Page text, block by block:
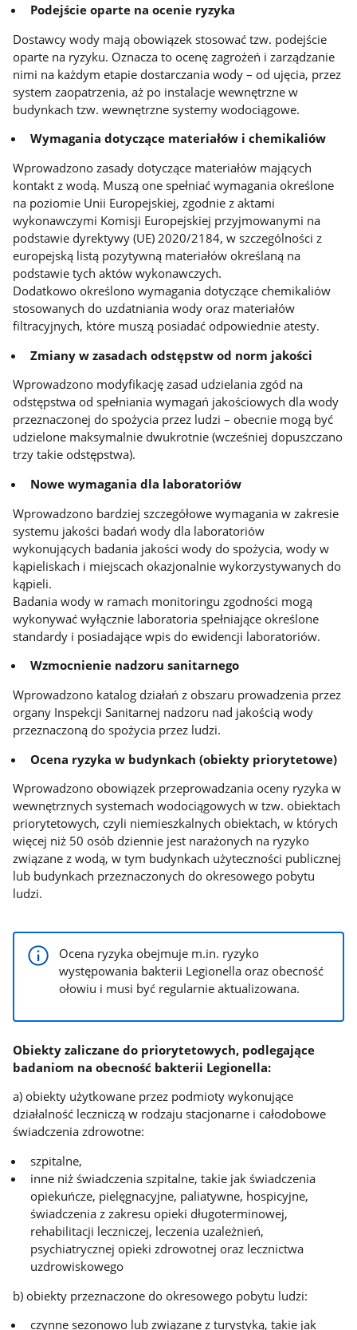
Podejście oparte na ocenie ryzyka
Dostawcy wody mają obowiązek stosować tzw. podejście
oparte na ryzyku. Oznacza to ocenę zagrożeń i zarządzanie
nimi na każdym etapie dostarczania wody – od ujęcia, przez
system zaopatrzenia, aż po instalacje wewnętrzne w
budynkach tzw. wewnętrzne systemy wodociągowe.
Wymagania dotyczące materiałów i chemikaliów
Wprowadzono zasady dotyczące materiałów mających
kontakt z wodą. Muszą one spełniać wymagania określone
na poziomie Unii Europejskiej, zgodnie z aktami
wykonawczymi Komisji Europejskiej przyjmowanymi na
podstawie dyrektywy (UE) 2020/2184, w szczególności z
europejską listą pozytywną materiałów określaną na
podstawie tych aktów wykonawczych.
Dodatkowo określono wymagania dotyczące chemikaliów
stosowanych do uzdatniania wody oraz materiałów
filtracyjnych, które muszą posiadać odpowiednie atesty.
Zmiany w zasadach odstępstw od norm jakości
Wprowadzono modyfikację zasad udzielania zgód na
odstępstwa od spełniania wymagań jakościowych dla wody
przeznaczonej do spożycia przez ludzi – obecnie mogą być
udzielone maksymalnie dwukrotnie (wcześniej dopuszczano
trzy takie odstępstwa).
Nowe wymagania dla laboratoriów
Wprowadzono bardziej szczegółowe wymagania w zakresie
systemu jakości badań wody dla laboratoriów
wykonujących badania jakości wody do spożycia, wody w
kąpieliskach i miejscach okazjonalnie wykorzystywanych do
kąpieli.
Badania wody w ramach monitoringu zgodności mogą
wykonywać wyłącznie laboratoria spełniające określone
standardy i posiadające wpis do ewidencji laboratoriów.
Wzmocnienie nadzoru sanitarnego
Wprowadzono katalog działań z obszaru prowadzenia przez
organy Inspekcji Sanitarnej nadzoru nad jakością wody
przeznaczoną do spożycia przez ludzi.
Ocena ryzyka w budynkach (obiekty priorytetowe)
Wprowadzono obowiązek przeprowadzania oceny ryzyka w
wewnętrznych systemach wodociągowych w tzw. obiektach
priorytetowych, czyli niemieszkalnych obiektach, w których
więcej niż 50 osób dziennie jest narażonych na ryzyko
związane z wodą, w tym budynkach użyteczności publicznej
lub budynkach przeznaczonych do okresowego pobytu
ludzi.
Ocena ryzyka obejmuje m.in. ryzyko
występowania bakterii Legionella oraz obecność
ołowiu i musi być regularnie aktualizowana.
Obiekty zaliczane do priorytetowych, podlegające
badaniom na obecność bakterii Legionella:
a) obiekty użytkowane przez podmioty wykonujące
działalność leczniczą w rodzaju stacjonarne i całodobowe
świadczenia zdrowotne:
szpitalne,
inne niż świadczenia szpitalne, takie jak świadczenia
opiekuńcze, pielęgnacyjne, paliatywne, hospicyjne,
świadczenia z zakresu opieki długoterminowej,
rehabilitacji leczniczej, leczenia uzależnień,
psychiatrycznej opieki zdrowotnej oraz lecznictwa
uzdrowiskowego
b) obiekty przeznaczone do okresowego pobytu ludzi:
czynne sezonowo lub związane z turystyką, takie jak